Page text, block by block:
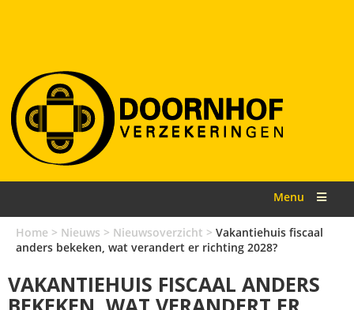
Menu
Home > Nieuws > Nieuwsoverzicht > Vakantiehuis fiscaal
anders bekeken, wat verandert er richting 2028?
VAKANTIEHUIS FISCAAL ANDERS